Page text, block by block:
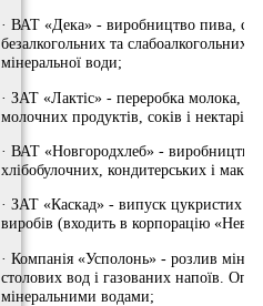
· ВАТ «Дека» - виробництво пива,
безалкогольних та слабоалкогольних
мінеральної води;
· ЗАТ «Лактіс» - переробка молока,
молочних продуктів, соків і нектарів,
· ВАТ «Новгородхлеб» - виробництво і
хлібобулочних, кондитерських і
· ЗАТ «Каскад» - випуск цукристих
виробів (входить в корпорацію
· Компанія «Усполонь» - розлив
столових вод і газованих напоїв.
мінеральними водами;